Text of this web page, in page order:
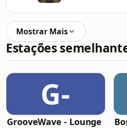
Mostrar Mais
Estações
G-
GrooveWave - Lounge